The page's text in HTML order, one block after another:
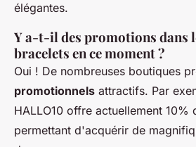
élégantes.
Y a-t-il des promotions dans
bracelets en ce moment ?
Oui ! De nombreuses boutiques
promotionnels attractifs. Par
HALLO10 offre actuellement 10%
permettant d'acquérir de